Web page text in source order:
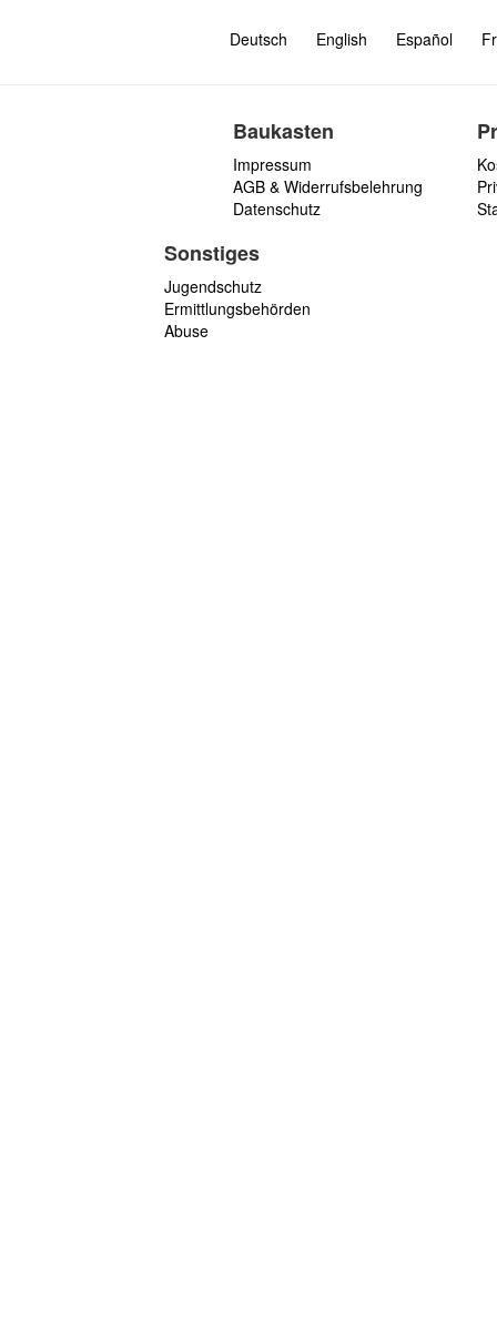
Deutsch English Español
Baukasten
Impressum
AGB & Widerrufsbelehrung
Datenschutz
Sonstiges
Jugendschutz
Ermittlungsbehörden
Abuse